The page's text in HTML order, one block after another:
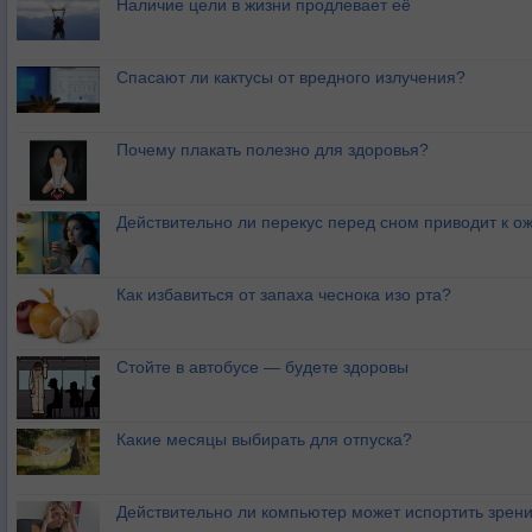
Наличие цели в жизни продлевает её
Спасают ли кактусы от вредного излучения?
Почему плакать полезно для здоровья?
Действительно ли перекус перед сном приводит к
Как избавиться от запаха чеснока изо рта?
Стойте в автобусе — будете здоровы
Какие месяцы выбирать для отпуска?
Действительно ли компьютер может испортить